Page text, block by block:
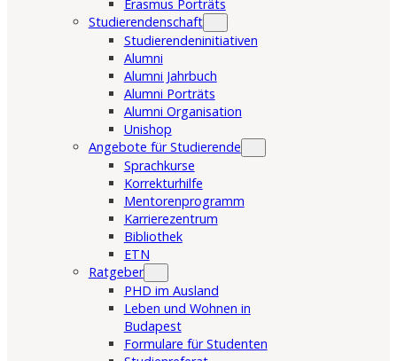
Erasmus Porträts
Studierendenschaft
Studierendeninitiativen
Alumni
Alumni Jahrbuch
Alumni Porträts
Alumni Organisation
Unishop
Angebote für Studierende
Sprachkurse
Korrekturhilfe
Mentorenprogramm
Karrierezentrum
Bibliothek
ETN
Ratgeber
PHD im Ausland
Leben und Wohnen in
Budapest
Formulare für Studenten